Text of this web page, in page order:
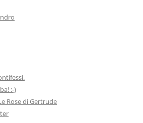
:-)
Rose di Gertrude